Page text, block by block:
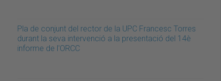
Pla de conjunt del rector de la UPC Francesc Torres
durant la seva intervenció a la presentació del 14è
informe de l'ORCC